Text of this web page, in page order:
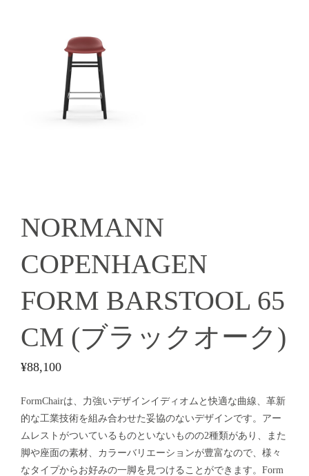
NORMANN
COPENHAGEN
FORM BARSTOOL 65
CM (ブラックオーク)
¥88,100
FormChairは、力強いデザインイディオムと快適な曲線、革新
的な工業技術を組み合わせた妥協のないデザインです。アー
ムレストがついているものといないものの2種類があり、また
脚や座面の素材、カラーバリエーションが豊富なので、様々
なタイプからお好みの一脚を見つけることができます。Form